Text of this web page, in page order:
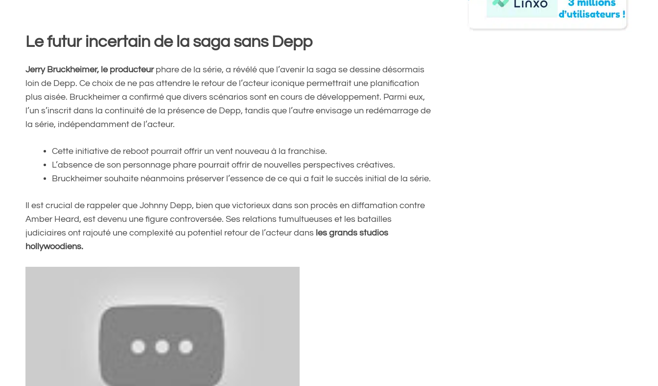
Le futur incertain de la saga sans Depp
Jerry Bruckheimer, le producteurphare de la série, a révélé que l’avenir la saga se dessine désormais
loin de Depp. Ce choix de ne pas attendre le retour de l’acteur iconique permettrait une planification
plus aisée. Bruckheimer a confirmé que divers scénarios sont en cours de développement. Parmi eux,
l’un s’inscrit dans la continuité de la présence de Depp, tandis que l’autre envisage un redémarrage de
la série, indépendamment de l’acteur.
Cette initiative de reboot pourrait offrir un vent nouveau à la franchise.
L’absence de son personnage phare pourrait offrir de nouvelles perspectives créatives.
Bruckheimer souhaite néanmoins préserver l’essence de ce qui a fait le succès initial de la série.
Il est crucial de rappeler que Johnny Depp, bien que victorieux dans son procès en diffamation contre
Amber Heard, est devenu une figure controversée. Ses relations tumultueuses et les batailles
judiciaires ont rajouté une complexité au potentiel retour de l’acteur dans les grands studios
hollywoodiens.